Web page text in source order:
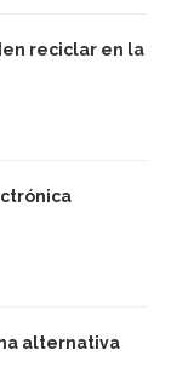
reciclar en la
alternativa